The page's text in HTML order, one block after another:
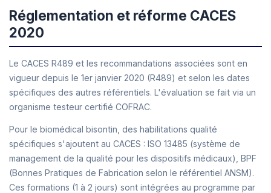
Réglementation et réforme CACES
2020
Le CACES R489 et les recommandations associées sont en
vigueur depuis le 1er janvier 2020 (R489) et selon les dates
spécifiques des autres référentiels. L'évaluation se fait via un
organisme testeur certifié COFRAC.
Pour le biomédical bisontin, des habilitations qualité
spécifiques s'ajoutent au CACES : ISO 13485 (système de
management de la qualité pour les dispositifs médicaux), BPF
(Bonnes Pratiques de Fabrication selon le référentiel ANSM).
Ces formations (1 à 2 jours) sont intégrées au programme par